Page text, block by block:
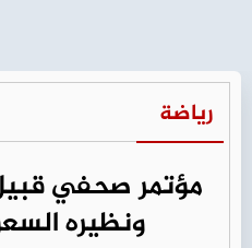
رياضة
مؤتمر صحفي
ونظيره